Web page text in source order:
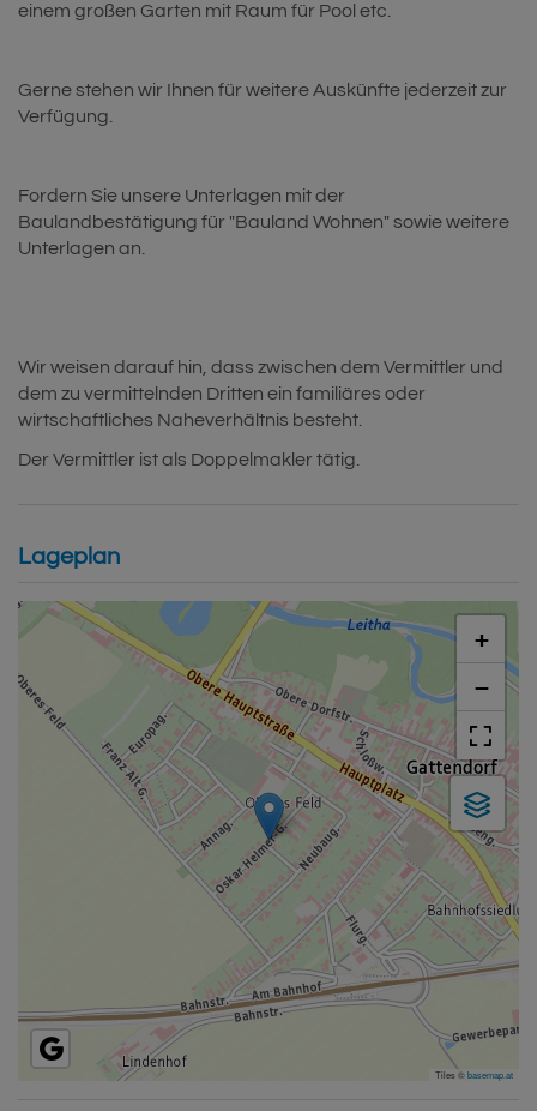
einem großen Garten mit Raum für Pool etc.
Gerne stehen wir Ihnen für weitere Auskünfte jederzeit zur
Verfügung.
Fordern Sie unsere Unterlagen mit der
Baulandbestätigung für "Bauland Wohnen" sowie weitere
Unterlagen an.
Wir weisen darauf hin, dass zwischen dem Vermittler und
dem zu vermittelnden Dritten ein familiäres oder
wirtschaftliches Naheverhältnis besteht.
Der Vermittler ist als Doppelmakler tätig.
Lageplan
+
−
Tiles ©basemap.at